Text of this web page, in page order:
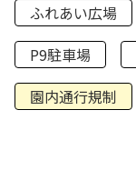
ふれあい広場
P9駐車場
園内通行規制